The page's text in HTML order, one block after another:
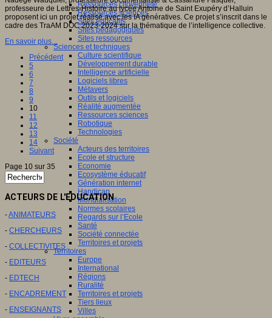
Ressources citoyenneté
Ressources sciences
Sites éducatifs
Sites pédagogiques
Sites ressources
Sciences et techniques
Culture scientifique
Développement durable
Intelligence artificielle
Logiciels libres
Métavers
Outils et logiciels
Réalité augmentée
Ressources sciences
Robotique
Technologies
Société
Acteurs des territoires
Ecole et structure
Economie
Ecosystème éducatif
Génération internet
Handicap
Mondialisation
Normes scolaires
Regards sur l’Ecole
Santé
Société connectée
Territoires et projets
Territoires
Europe
International
Régions
Ruralité
Territoires et projets
Tiers lieux
Villes
professeure de Lettres-Histoire au lycée Antoine de Saint Exupéry d’Halluin
proposent ici un projet réalisé avec les IA génératives. Ce projet s’inscrit dans le
cadre des TraAM DOC 2023-2024 sur la thématique de l’intelligence collective.
En savoir plus...
Précédent
5
6
7
8
9
10
11
12
13
14
Suivant
Page 10 sur 35
ACTEURS DE L'EDUCATION
-ANIMATEURS
- CHERCHEURS
- COLLECTIVITES
- EDITEURS
- EDTECH
- ENCADREMENT
- ENSEIGNANTS